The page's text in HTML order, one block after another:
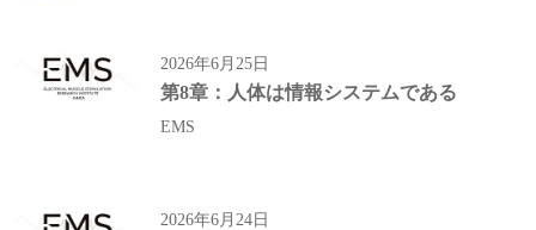
2026年6月25日
第8章：人体は情報システムである
EMS
2026年6月24日